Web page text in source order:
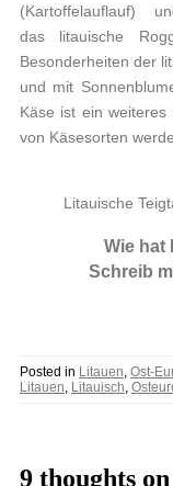
(Kartoffelauflauf)
das litauische
Besonderheiten der
und mit
Käse ist ein weiteres
von Käsesorten
Litauische
Wie hat
Schreib
Posted in Litauen Ost-
Litauen Litauisch
9 thoughts